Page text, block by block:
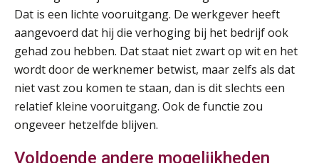
Dat is een lichte vooruitgang. De werkgever heeft
aangevoerd dat hij die verhoging bij het bedrijf ook
gehad zou hebben. Dat staat niet zwart op wit en het
wordt door de werknemer betwist, maar zelfs als dat
niet vast zou komen te staan, dan is dit slechts een
relatief kleine vooruitgang. Ook de functie zou
ongeveer hetzelfde blijven.
Voldoende andere mogelijkheden
AUG
MOCuitgevers
25
AUG
Summercourse Werkkostenregeling
MOCuitgevers
25
AUG
Online Opleiding Praktijkdiploma Loonadministratie (PDL)
MOCuitgevers